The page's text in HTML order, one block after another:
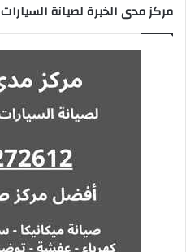
مركز مدى الخبرة لصيانة السيارات